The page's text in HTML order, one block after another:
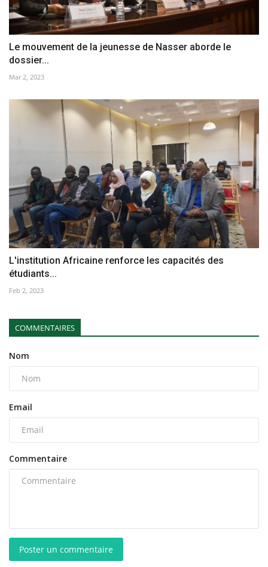
Le mouvement de la jeunesse de Nasser aborde le
dossier...
Mar 2, 2023
L'institution Africaine renforce les capacités des
étudiants...
Feb 2, 2023
COMMENTAIRES
Nom
Email
Commentaire
Poster un commentaire